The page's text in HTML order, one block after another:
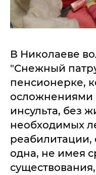
В Николаеве
"Снежный
пенсионерке,
осложнениями
инсульта, без
необходимых
реабилитации,
одна, не имея